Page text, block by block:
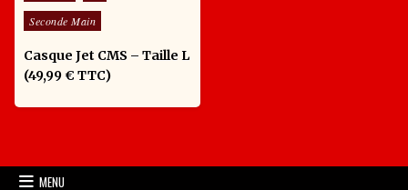
Seconde Main
Casque Jet CMS – Taille L
(49,99 € TTC)
MENU